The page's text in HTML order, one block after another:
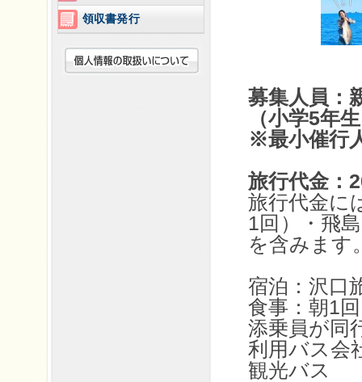
領収書発行
募集人員：
（小学5年
※最小催行
旅行代金：
旅行代金に
1回）・飛
を含みます
宿泊：沢口
食事：朝1
添乗員が同
利用バス会
観光バス